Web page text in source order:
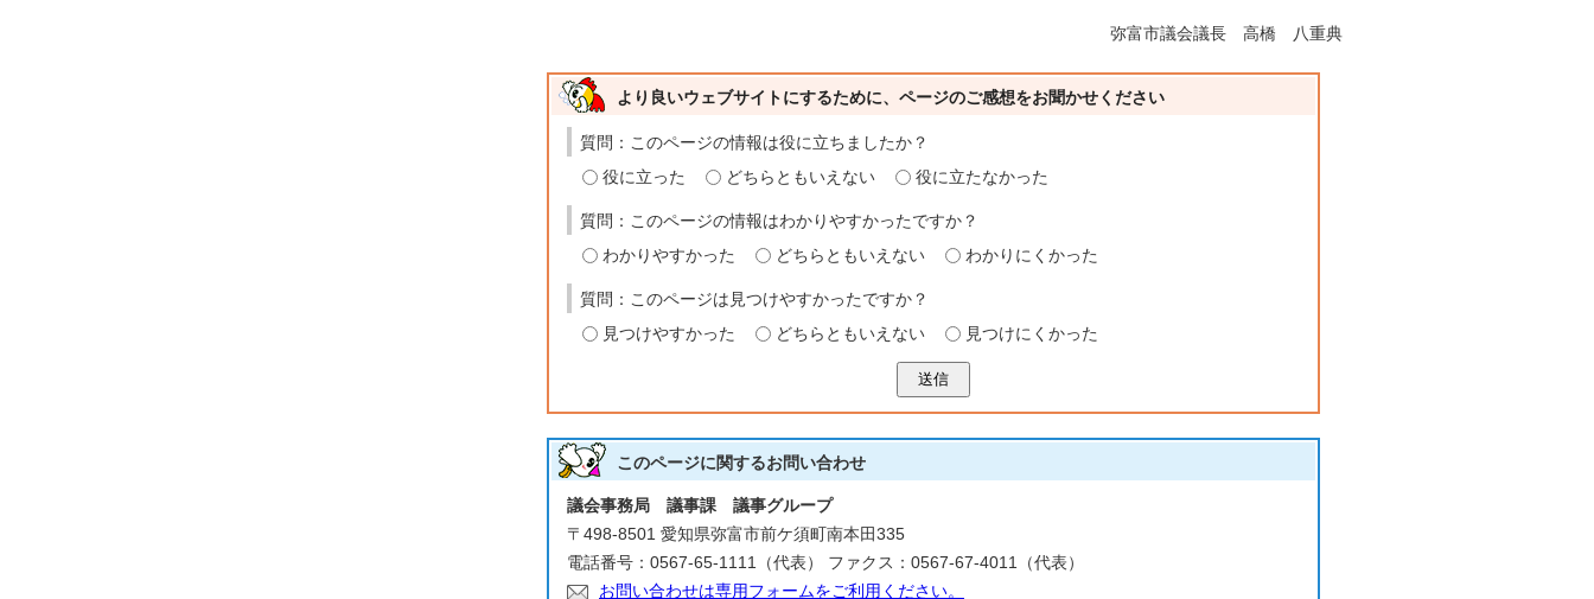
弥富市議会議長 高橋 八重典
より良いウェブサイトにするために、ページのご感想をお聞かせください
質問：このページの情報は役に立ちましたか？
役に立った
どちらともいえない 役に立たなかった
質問：このページの情報はわかりやすかったですか？
わかりやすかった
どちらともいえない わかりにくかった
質問：このページは見つけやすかったですか？
見つけやすかった
どちらともいえない 見つけにくかった
送信
このページに関するお問い合わせ
議会事務局 議事課 議事グループ
〒498-8501 愛知県弥富市前ケ須町南本田335
電話番号：0567-65-1111（代表） ファクス：0567-67-4011（代表）
お問い合わせは専用フォームをご利用ください。